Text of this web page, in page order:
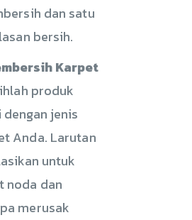
dan satu
bersih.
Karpet
produk
jenis
Anda. Larutan
untuk
noda dan
merusak